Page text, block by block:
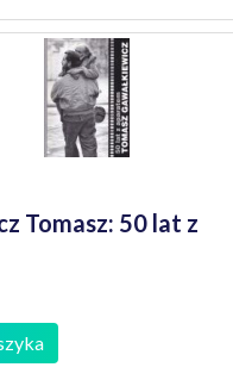
Tomasz: 50 lat z